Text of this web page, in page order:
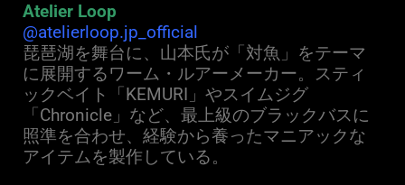
Atelier Loop
@atelierloop.jp_official
琵琶湖を舞台に、山本氏が「対魚」をテーマ
に展開するワーム・ルアーメーカー。 スティ
ックベイト「KEMURI」やスイムジグ
「Chronicle」など、最上級のブラックバスに
照準を合わせ、経験から養ったマニアックな
アイテムを製作している。